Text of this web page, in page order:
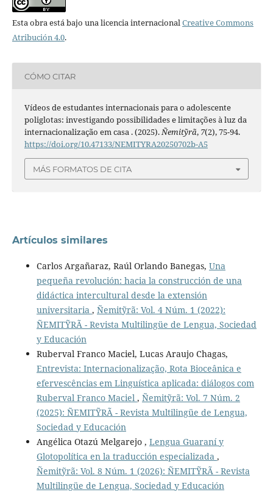
Esta obra está bajo una licencia internacionalCreative Commons
Atribución 4.0.
CÓMO CITAR
Vídeos de estudantes internacionais para o adolescente
poliglotas: investigando possibilidades e limitações à luz da
internacionalização em casa . (2025).Ñemitỹrã, 7(2), 75-94.
https://doi.org/10.47133/NEMITYRA20250702b-A5
MÁS FORMATOS DE CITA
Artículos similares
Carlos Argañaraz, Raúl Orlando Banegas, Una
pequeña revolución: hacia la construcción de una
didáctica intercultural desde la extensión
universitaria , Ñemitỹrã: Vol. 4 Núm. 1 (2022):
ÑEMITỸRÃ - Revista Multilingüe de Lengua, Sociedad
y Educación
Ruberval Franco Maciel, Lucas Araujo Chagas,
Entrevista: Internacionalização, Rota Bioceânica e
efervescências em Linguística aplicada: diálogos com
Ruberval Franco Maciel , Ñemitỹrã: Vol. 7 Núm. 2
(2025): ÑEMITỸRÃ - Revista Multilingüe de Lengua,
Sociedad y Educación
Angélica Otazú Melgarejo , Lengua Guaraní y
Glotopolítica en la traducción especializada ,
Ñemitỹrã: Vol. 8 Núm. 1 (2026): ÑEMITỸRÃ - Revista
Multilingüe de Lengua, Sociedad y Educación